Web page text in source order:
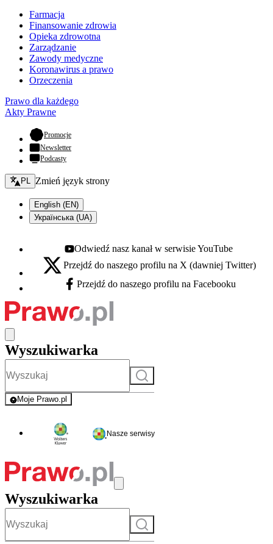
Farmacja
Finansowanie zdrowia
Opieka zdrowotna
Zarządzanie
Zawody medyczne
Koronawirus a prawo
Orzeczenia
Prawo dla każdego
Akty Prawne
Promocje- otwiera się w nowej karcie
Newsletter
Podcasty
Zmień język - bieżący:
PL Zmień język strony
English (EN)
Українська (UA)
Youtube - otwiera się w nowej karcie
Odwiedź nasz kanał w serwisie YouTube
X - otwiera się w nowej karcie
Przejdź do naszego profilu na X (dawniej Twitter)
Facebook - otwiera się w nowej karcie
Przejdź do naszego profilu na Facebooku
Wyszukiwarka
Szukaj
Moje Prawo.pl
- rejestracja i logowanie do serwisu
Nasze serwisy
Wyszukiwarka
Szukaj